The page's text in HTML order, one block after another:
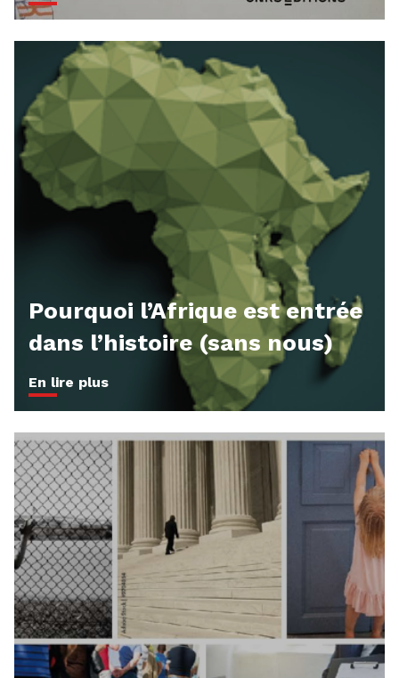
Pourquoi l’Afrique est entrée
dans l’histoire (sans nous)
En lire plus